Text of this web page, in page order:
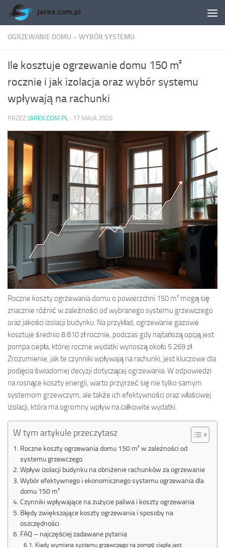
Skip to content
OGRZEWANIE DOMU – WYBÓR SYSTEMU
Ile kosztuje ogrzewanie domu 150 m²
rocznie i jak izolacja oraz wybór systemu
wpływają na rachunki
PRZEZ JAREX.COM.PL · 17 MAJA 2026
Roczne koszty ogrzewania domu o powierzchni 150 m² mogą się
znacznie różnić w zależności od wybranego systemu grzewczego
oraz jakości izolacji budynku. Na przykład, ogrzewanie gazowe
kosztuje średnio 8 810 zł rocznie, podczas gdy najtańszą opcją jest
pompa ciepła, której roczne wydatki wynoszą około 5 269 zł.
Zrozumienie, jak te czynniki wpływają na rachunki, jest kluczowe dla
podjęcia świadomej decyzji dotyczącej ogrzewania. W odpowiedzi
na rosnące koszty energii, warto przyjrzeć się nie tylko samym
systemom grzewczym, ale także ich efektywności oraz właściwej
izolacji, która ma ogromny wpływ na całkowite wydatki.
W tym artykule przeczytasz
Roczne koszty ogrzewania domu 150 m² w zależności od
systemu grzewczego
Wpływ izolacji budynku na obniżenie rachunków za ogrzewanie
Wybór efektywnego i ekonomicznego systemu ogrzewania dla
domu 150 m²
Czynniki wpływające na zużycie paliwa i koszty ogrzewania
Błędy zwiększające koszty ogrzewania i sposoby na
oszczędności
FAQ – najczęściej zadawane pytania
Kiedy wymiana systemu grzewczego na pompę ciepła jest